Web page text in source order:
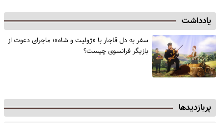
یادداشت
سفر به دل قاجار با «ژولیت و شاه»؛ ماجرای دعوت از
‌بازیگر فرانسوی چیست؟
پربازدیدها